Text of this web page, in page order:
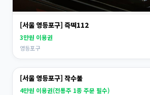
[서울 영등포구] 즉떡112
3만원 이용권
영등포구
[서울 영등포구] 작수불
4만원 이용권(전통주 1종 주문 필수)